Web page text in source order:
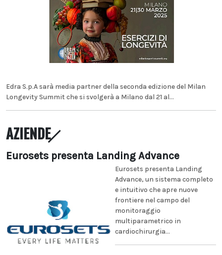
Edra S.p.A sarà media partner della seconda edizione del Milan
Longevity Summit che si svolgerà a Milano dal 21 al...
AZIENDE
Eurosets presenta Landing Advance
Eurosets presenta Landing
Advance, un sistema completo
e intuitivo che apre nuove
frontiere nel campo del
monitoraggio
multiparametrico in
cardiochirurgia...